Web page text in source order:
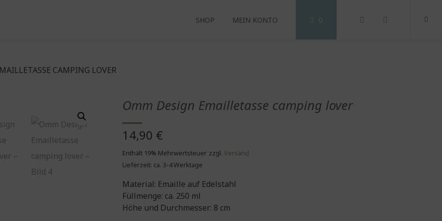
SHOP MEIN KONTO 0
CAMPING LOVER
Omm Design Emailletasse camping lover
14,90 €
Enthält 19% Mehrwertsteuer zzgl. Versand
Lieferzeit: ca. 3-4 Werktage
Material: Emaille auf Edelstahl
Füllmenge: ca. 250 ml
Höhe und Durchmesser: 8 cm